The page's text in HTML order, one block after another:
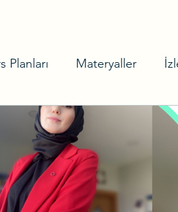
Planları Materyaller
Pano Düzenlemeleri
Robotik Kodlama